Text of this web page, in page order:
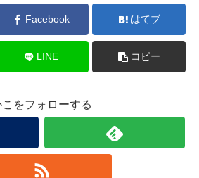
Facebook はてブ
LINE コピー
をフォローする